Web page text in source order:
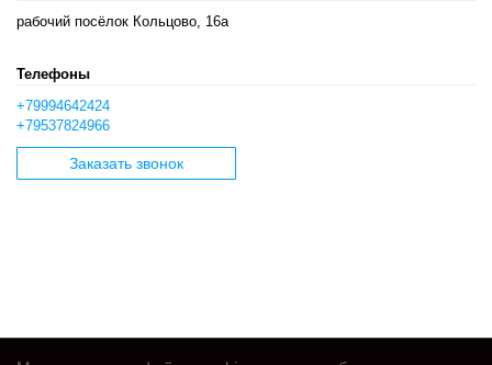
рабочий посёлок Кольцово, 16а
Телефоны
+79994642424
+79537824966
Заказать звонок